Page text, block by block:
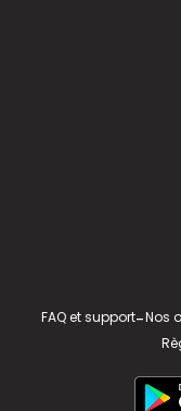
FAQ et support-Nos